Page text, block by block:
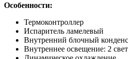
Особенности:
Термоконтроллер
Испаритель ламелевый
Внутренний блочный
Внутреннее освещение: 2